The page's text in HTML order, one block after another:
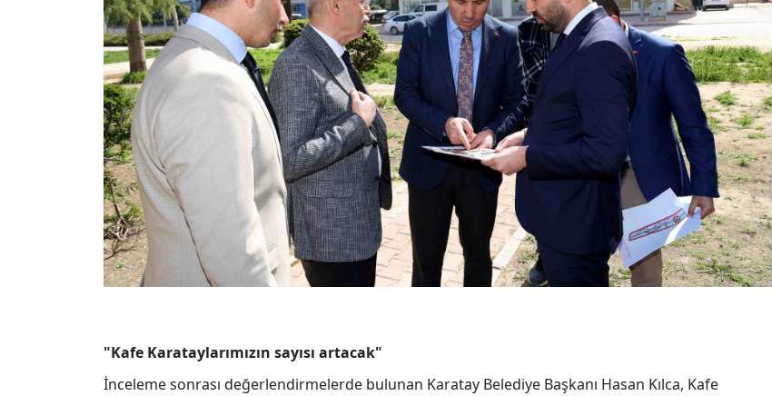
"Kafe Karataylarımızın sayısı artacak"
İnceleme sonrası değerlendirmelerde bulunan Karatay Belediye Başkanı Hasan Kılca, Kafe